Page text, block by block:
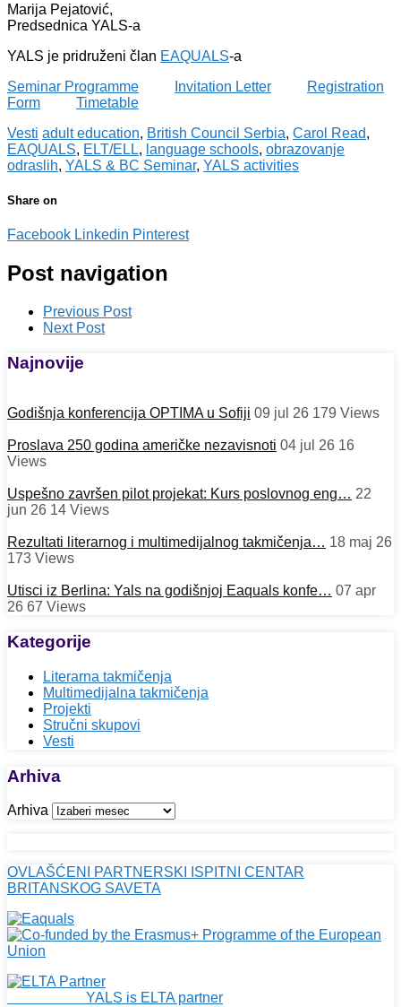
Marija Pejatović,
Predsednica YALS-a
YALS je pridruženi član EAQUALS-a
Seminar Programme
Invitation Letter
Registration
Form
Timetable
Vesti adult education, British Council Serbia, Carol Read,
EAQUALS, ELT/ELL, language schools, obrazovanje
odraslih, YALS & BC Seminar, YALS activities
Share on
Facebook Linkedin Pinterest
Post navigation
Previous Post
Next Post
Najnovije
Godišnja konferencija OPTIMA u Sofiji 09 jul 26 179 Views
Proslava 250 godina američke nezavisnoti 04 jul 26 16
Views
Uspešno završen pilot projekat: Kurs poslovnog eng… 22
jun 26 14 Views
Rezultati literarnog i multimedijalnog takmičenja… 18 maj 26
173 Views
Utisci iz Berlina: Yals na godišnjoj Eaquals konfe… 07 apr
26 67 Views
Kategorije
Literarna takmičenja
Multimedijalna takmičenja
Projekti
Stručni skupovi
Vesti
Arhiva
Arhiva
OVLAŠĆENI PARTNERSKI ISPITNI CENTAR
BRITANSKOG SAVETA
YALS is ELTA partner